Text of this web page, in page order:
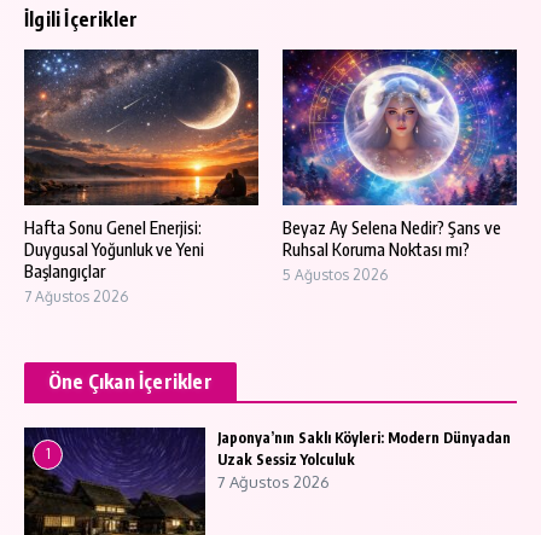
İlgili İçerikler
Hafta Sonu Genel Enerjisi:
Duygusal Yoğunluk ve Yeni
Başlangıçlar
7 Ağustos 2026
Beyaz Ay Selena Nedir? Şans ve
Ruhsal Koruma Noktası mı?
5 Ağustos 2026
Öne Çıkan İçerikler
1
Japonya’nın Saklı Köyleri: Modern Dünyadan
Uzak Sessiz Yolculuk
7 Ağustos 2026